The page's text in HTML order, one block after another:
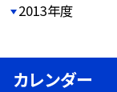
2013年度
カレンダー